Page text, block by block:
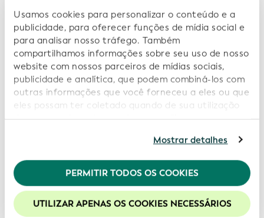
Usamos cookies para personalizar o conteúdo e a
publicidade, para oferecer funções de mídia social e
para analisar nosso tráfego. Também
compartilhamos informações sobre seu uso de nosso
website com nossos parceiros de mídias sociais,
publicidade e analítica, que podem combiná-los com
outras informações que você forneceu a eles ou que
eles possam ter coletado quando de sua utilização
de seus serviços. Ao continuar a utilizar nosso
cookies. Consulte informações adicionais em nossa
Política de Privacidade.
Recomendamos a habilitação de cookies para uma
melhor experiência em nosso site.
Mostrar detalhes
PERMITIR TODOS OS COOKIES
UTILIZAR APENAS OS COOKIES NECESSÁRIOS
mínima de dados. Um ficheiro que não passe na
validação XSD não pode ser incluído nos
Concatenados GLEIFe noGlobal LEI Index. O
esquema define:
A estrutura de cada elemento de dados.
Os atributos dos elementos de dados associados.
Os documentos de especificação técnica também
contêm definições concisas dos elementos de dados.
Estas especificações estão disponíveis para Baixar
nas seguintes páginas dedicadas do sítio Web da